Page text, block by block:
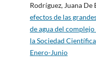
Rodríguez, Juana De
efectos de las
de agua del complejo
la Sociedad
Enero-Junio